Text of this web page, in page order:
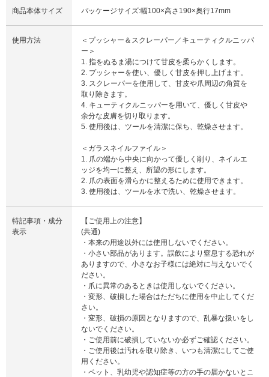
商品本体サイズ パッケージサイズ:幅100×高さ190×奥行17mm
使用方法
＜プッシャー＆スクレーパー／キューティクルニッパ
ー＞
1. 指をぬるま湯につけて甘皮を柔らかくします。
2. プッシャーを使い、優しく甘皮を押し上げます。
3. スクレーパーを使用して、甘皮や爪周辺の角質を
取り除きます。
4. キューティクルニッパーを用いて、優しく甘皮や
余分な皮膚を切り取ります。
5. 使用後は、ツールを清潔に保ち、乾燥させます。
＜ガラスネイルファイル＞
1. 爪の端から中央に向かって優しく削り、ネイルエ
ッジを均一に整え、所望の形にします。
2. 爪の表面を滑らかに整えるために使用できます。
3. 使用後は、ツールを水で洗い、乾燥させます。
特記事項・成分
表示
【ご使用上の注意】
(共通)
・本来の用途以外には使用しないでください。
・小さい部品があります。誤飲により窒息する恐れが
ありますので、小さなお子様には絶対に与えないでく
ださい。
・爪に異常のあるときは使用しないでください。
・変形、破損した場合はただちに使用を中止してくだ
さい。
・変形、破損の原因となりますので、乱暴な扱いをし
ないでください。
・ご使用前に破損していないか必ずご確認ください。
・ご使用後は汚れを取り除き、いつも清潔にしてご使
用ください。
・ペット、乳幼児や認知症等の方の手の届かないとこ